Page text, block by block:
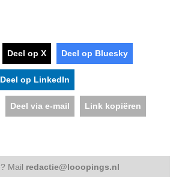
Deel op X Deel op Bluesky
Deel op LinkedIn
Deel via e-mail Link kopiëren
Mail redactie@looopings.nl